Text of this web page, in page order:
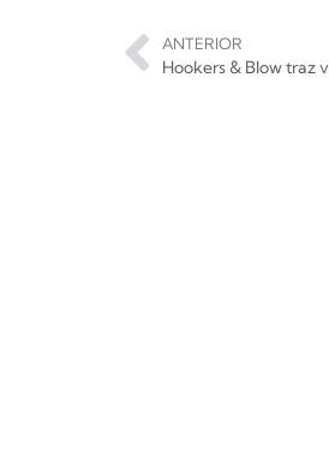
ANTERIOR
Hookers & Blow traz